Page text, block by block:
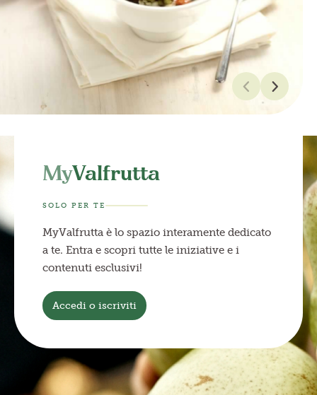
MyValfrutta
SOLO PER TE
MyValfrutta è lo spazio interamente dedicato
a te. Entra e scopri tutte le iniziative e i
contenuti esclusivi!
Accedi o iscriviti